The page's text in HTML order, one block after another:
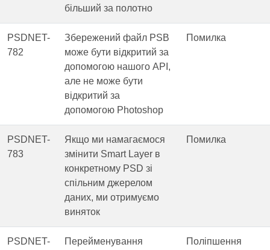
більший за полотно
PSDNET-
782
Збережений файл PSB
може бути відкритий за
допомогою нашого API,
але не може бути
відкритий за
допомогою Photoshop
Помилка
PSDNET-
783
Якщо ми намагаємося
змінити Smart Layer в
конкретному PSD зі
спільним джерелом
даних, ми отримуємо
виняток
Помилка
PSDNET-
Перейменування
Поліпшення